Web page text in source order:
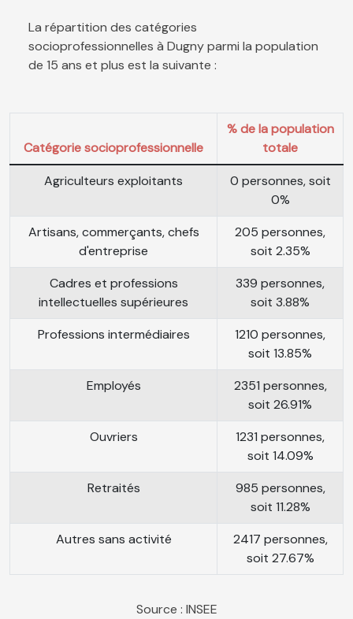
La répartition des catégories
socioprofessionnelles à Dugny parmi la population
de 15 ans et plus est la suivante :
Catégorie socioprofessionnelle
% de la population
totale
Agriculteurs exploitants
0 personnes, soit
0%
Artisans, commerçants, chefs
d'entreprise
205 personnes,
soit 2.35%
Cadres et professions
intellectuelles supérieures
339 personnes,
soit 3.88%
Professions intermédiaires
1210 personnes,
soit 13.85%
Employés
2351 personnes,
soit 26.91%
Ouvriers
1231 personnes,
soit 14.09%
Retraités
985 personnes,
soit 11.28%
Autres sans activité
2417 personnes,
soit 27.67%
Source : INSEE